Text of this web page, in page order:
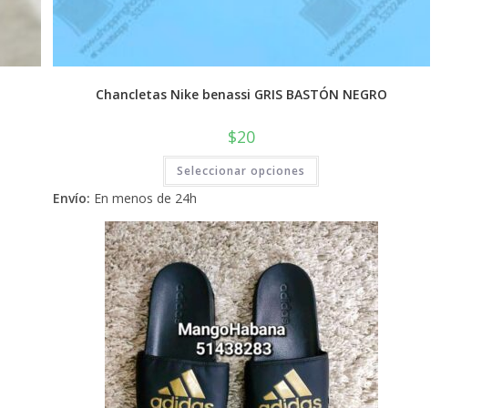
Chancletas Nike benassi GRIS BASTÓN NEGRO
$20
Seleccionar opciones
Este
tiene
Las
opciones
se
pueden
elegir
en
la
página
de
producto
Envío: En menos de 24h